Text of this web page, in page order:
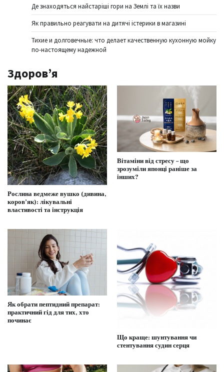
Де знаходяться найстаріші гори на Землі та їх назви
Як правильно реагувати на дитячі істерики в магазині
Тихие и долговечные: что делает качественную кухонную мойку
по-настоящему надежной
Здоров’я
Рослина ведмеже вушко (дивина,
коров’як): лікувальні
властивості та інструкція
Вітаміни від стресу – що
зрозуміли японці раніше за
інших?
Як обрати пептидний препарат:
практичний гід для тих, хто
починає
Що краще: шунтування чи
стентування судин серця